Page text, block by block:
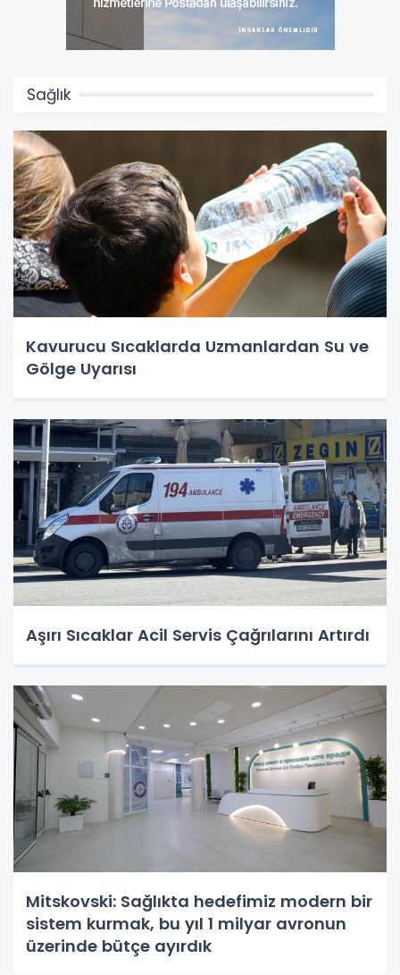
Sağlık
Kavurucu Sıcaklarda Uzmanlardan Su ve
Gölge Uyarısı
Aşırı Sıcaklar Acil Servis Çağrılarını Artırdı
Mitskovski: Sağlıkta hedefimiz modern bir
sistem kurmak, bu yıl 1 milyar avronun
üzerinde bütçe ayırdık